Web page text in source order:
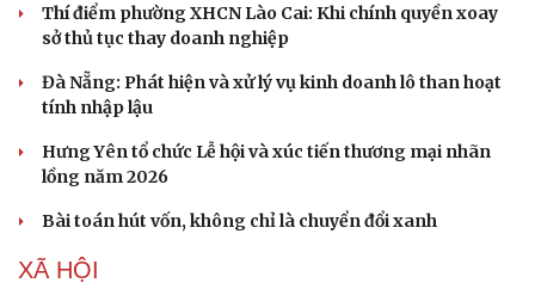
Sân khấu - Điện ảnh
Âm nhạc
Nghệ sĩ
Thí điểm phường XHCN Lào Cai: Khi chính quyền xoay
sở thủ tục thay doanh nghiệp
Đà Nẵng: Phát hiện và xử lý vụ kinh doanh lô than hoạt
tính nhập lậu
Hưng Yên tổ chức Lễ hội và xúc tiến thương mại nhãn
lồng năm 2026
Bài toán hút vốn, không chỉ là chuyển đổi xanh
XÃ HỘI